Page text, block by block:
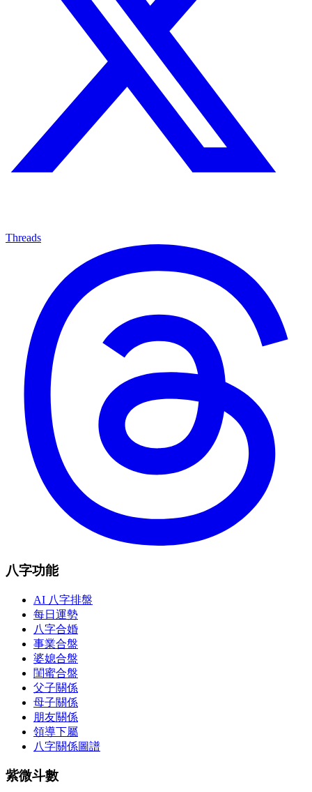
Threads
八字功能
AI 八字排盤
每日運勢
八字合婚
事業合盤
婆媳合盤
閨蜜合盤
父子關係
母子關係
朋友關係
領導下屬
八字關係圖譜
紫微斗數